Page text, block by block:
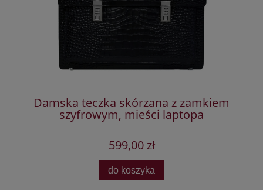
Damska teczka skórzana z zamkiem
szyfrowym, mieści laptopa
599,00 zł
do koszyka